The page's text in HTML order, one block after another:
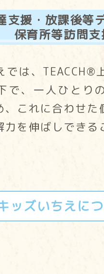
支援・放課後等
保育所等訪問
では、TEACCH®
で、一人ひとり
、これに合わせた
力を伸ばしできる
ッズいちえに